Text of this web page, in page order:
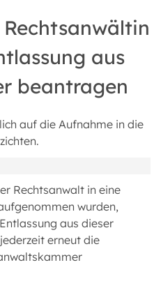
aus
beantragen
auf die Aufnahme in die
Rechtsanwalt in eine
wurden,
aus dieser
erneut die